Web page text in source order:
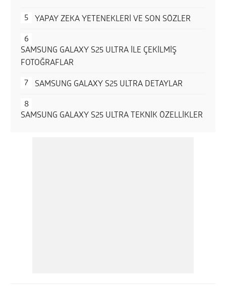
YAPAY ZEKA YETENEKLERİ VE SON SÖZLER
SAMSUNG GALAXY S25 ULTRA İLE ÇEKİLMİŞ
FOTOĞRAFLAR
SAMSUNG GALAXY S25 ULTRA DETAYLAR
SAMSUNG GALAXY S25 ULTRA TEKNİK ÖZELLİKLER